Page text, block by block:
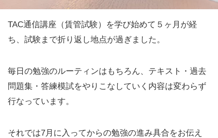
TAC通信講座（賃管試験）を学び始めて５ヶ月が経
ち、試験まで折り返し地点が過ぎました。
毎日の勉強のルーティンはもちろん、テキスト・過去
問題集・答練模試をやりこなしていく内容は変わらず
行なっています。
それでは7月に入ってからの勉強の進み具合をお伝え